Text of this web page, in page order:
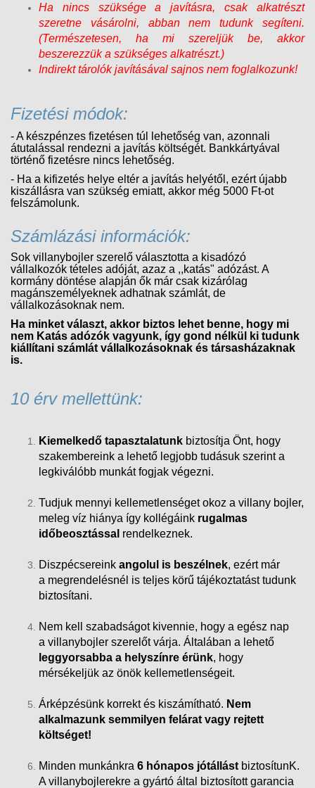
Ha nincs szüksége a javításra, csak alkatrészt
szeretne vásárolni, abban nem tudunk segíteni.
(Természetesen, ha mi szereljük be, akkor
beszerezzük a szükséges alkatrészt.)
Indirekt tárolók javításával sajnos nem foglalkozunk!
Fizetési módok:
- A készpénzes fizetésen túl lehetőség van, azonnali
átutalással rendezni a javítás költségét. Bankkártyával
történő fizetésre nincs lehetőség.
- Ha a kifizetés helye eltér a javítás helyétől, ezért újabb
kiszállásra van szükség emiatt, akkor még 5000 Ft-ot
felszámolunk.
Számlázási információk:
Sok villanybojler szerelő választotta a kisadózó
vállalkozók tételes adóját, azaz a ,,katás" adózást. A
kormány döntése alapján ők már csak kizárólag
magánszemélyeknek adhatnak számlát, de
vállalkozásoknak nem.
Ha minket választ, akkor biztos lehet benne, hogy mi
nem Katás adózók vagyunk, így gond nélkül ki tudunk
kiállítani számlát vállalkozásoknak és társasházaknak
is.
10 érv mellettünk:
Kiemelkedő tapasztalatunk biztosítja Önt, hogy
szakembereink a lehető legjobb tudásuk szerint a
legkiválóbb munkát fogjak végezni.
Tudjuk mennyi kellemetlenséget okoz a villany bojler,
meleg víz hiánya így kollégáink rugalmas
időbeosztással rendelkeznek.
Diszpécsereink angolul is beszélnek, ezért már
a megrendelésnél is teljes körű tájékoztatást tudunk
biztosítani.
Nem kell szabadságot kivennie, hogy a egész nap
a villanybojler szerelőt várja. Általában a lehető
leggyorsabba a helyszínre érünk, hogy
mérsékeljük az önök kellemetlenségeit.
Árképzésünk korrekt és kiszámítható. Nem
alkalmazunk semmilyen felárat vagy rejtett
költséget!
Minden munkánkra 6 hónapos jótállást biztosítunK.
A villanybojlerekre a gyártó által biztosított garancia